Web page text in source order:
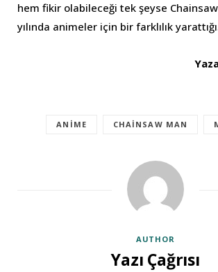
hem fikir olabileceği tek şeyse Chainsaw
yılında animeler için bir farklılık
ANIME CHAINSAW MAN
AUTHOR
Yazı Çağrısı